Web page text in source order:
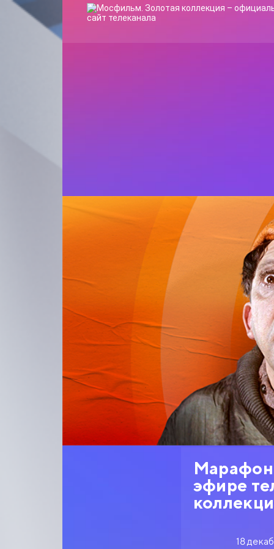
Марафон
эфире
18